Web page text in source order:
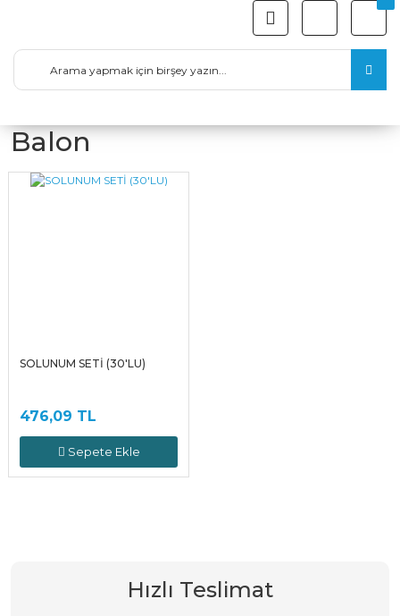
Balon
SOLUNUM SETİ (30'LU)
476,09 TL
Sepete Ekle
Hızlı Teslimat